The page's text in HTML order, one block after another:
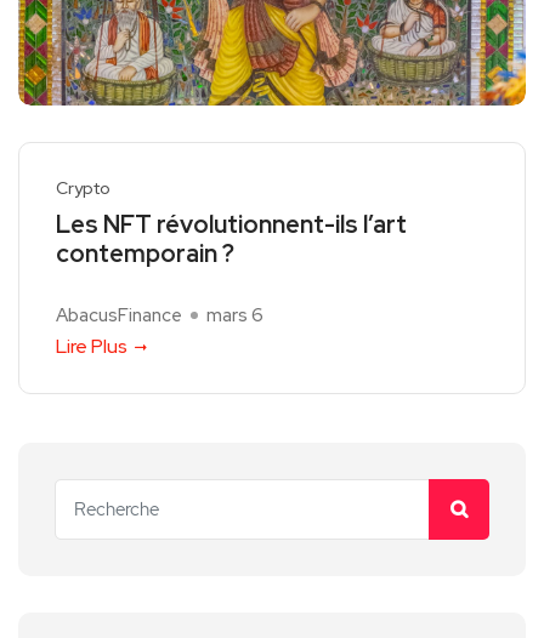
Crypto
Les NFT révolutionnent-ils l’art
contemporain ?
AbacusFinance mars 6
Lire Plus